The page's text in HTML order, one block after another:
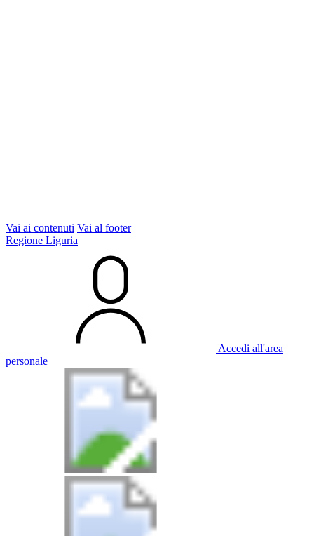
Vai ai contenuti Vai al footer
Regione Liguria
Accedi all'area
personale